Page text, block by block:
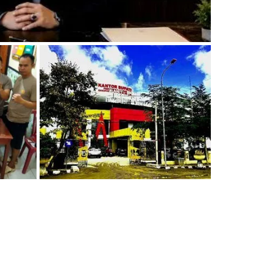
HUKUM & KRIMINAL
Tiga ASN Korupsi Gratifikasi
di Lampung Utara Masih
Terima 50 Persen Hak
Kepegawaian, Pemkab:
Tunggu Keputusan BKN
29/07/2026